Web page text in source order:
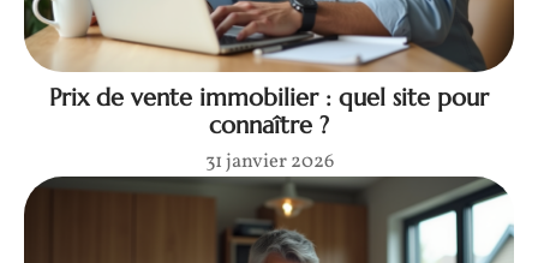
Prix de vente immobilier : quel site pour
connaître ?
31 janvier 2026